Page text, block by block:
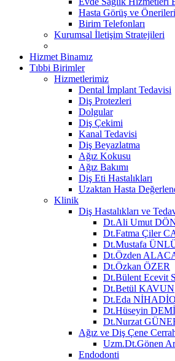
Hasta Görüş ve Önerileri
Birim Telefonları
Kurumsal İletişim Stratejileri
Hizmet Binamız
Tıbbi Birimler
Hizmetlerimiz
Dental İmplant Tedavisi
Diş Protezleri
Dolgular
Diş Çekimi
Kanal Tedavisi
Diş Beyazlatma
Ağız Kokusu
Ağız Bakımı
Diş Eti Hastalıkları
Uzaktan Hasta
Klinik
Diş Hastalıkları ve
Dt.Ali Umut
Dt.Fatma Çiler
Dt.Mustafa
Dt.Özden
Dt.Özkan ÖZER
Dt.Bülent Ecevit
Dt.Betül KAVUN
Dt.Eda
Dt.Hüseyin
Dt.Nurzat
Ağız ve Diş Çene
Uzm.Dt.Gönen
Endodonti